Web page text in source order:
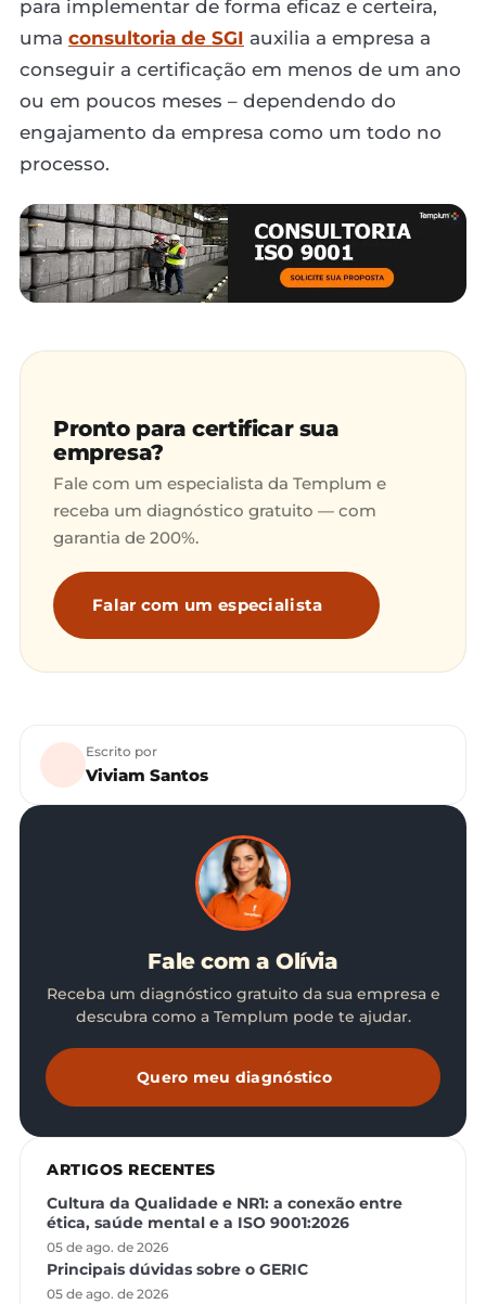
para implementar de forma eficaz e certeira,
uma consultoria de SGI auxilia a empresa a
conseguir a certificação em menos de um ano
ou em poucos meses – dependendo do
engajamento da empresa como um todo no
processo.
Pronto para certificar sua
empresa?
Fale com um especialista da Templum e
receba um diagnóstico gratuito — com
garantia de 200%.
Falar com um especialista
Escrito por
Viviam Santos
Fale com a Olívia
Receba um diagnóstico gratuito da sua empresa e
descubra como a Templum pode te ajudar.
Quero meu diagnóstico
ARTIGOS RECENTES
Cultura da Qualidade e NR1: a conexão entre
ética, saúde mental e a ISO 9001:2026
05 de ago. de 2026
Principais dúvidas sobre o GERIC
05 de ago. de 2026